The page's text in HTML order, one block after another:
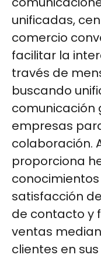
unificadas,
comercio
facilitar la
través de
buscando
comunicación
empresas
colaboración.
proporciona
satisfacción
de contacto y
ventas
clientes en